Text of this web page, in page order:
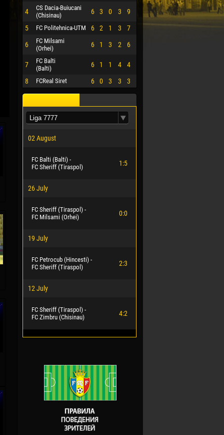
4
CS Dacia-Buiucani
(Chisinau)
6 3 0 3 9
5 FC Politehnica-UTM 6 2 1 3 7
6
FC Milsami
(Orhei)
6 1 3 2 6
7
FC Balti
(Balti)
6 1 1 4 4
8 FCReal Siret 6 0 3 3 3
02 August
FC Balti (Balti) -
FC Sheriff (Tiraspol)
1:5
26 July
FC Sheriff (Tiraspol) -
FC Milsami (Orhei)
0:0
19 July
FC Petrocub (Hincesti) -
FC Sheriff (Tiraspol)
2:3
12 July
FC Sheriff (Tiraspol) -
FC Zimbru (Chisinau)
4:2